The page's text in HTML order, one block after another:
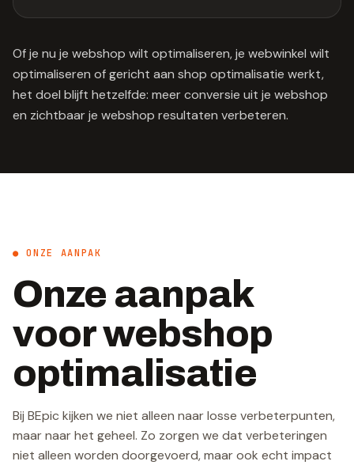
Of je nu je webshop wilt optimaliseren, je webwinkel wilt
optimaliseren of gericht aan shop optimalisatie werkt,
het doel blijft hetzelfde: meer conversie uit je webshop
en zichtbaar je webshop resultaten verbeteren.
● ONZE AANPAK
Onze aanpak
voor webshop
optimalisatie
Bij BEpic kijken we niet alleen naar losse verbeterpunten,
maar naar het geheel. Zo zorgen we dat verbeteringen
niet alleen worden doorgevoerd, maar ook echt impact